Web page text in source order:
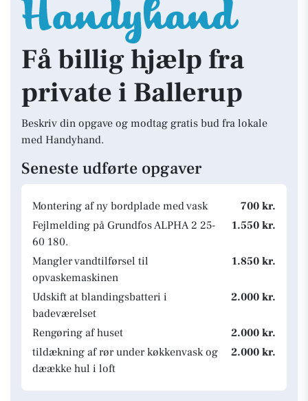
Få billig hjælp fra
private i Ballerup
Beskriv din opgave og modtag gratis bud fra lokale
med Handyhand.
Seneste udførte opgaver
Montering af ny bordplade med vask
700 kr.
Fejlmelding på Grundfos ALPHA 2 25-
60 180.
1.550 kr.
Mangler vandtilførsel til
opvaskemaskinen
1.850 kr.
Udskift at blandingsbatteri i
badeværelset
2.000 kr.
Rengøring af huset
2.000 kr.
tildækning af rør under køkkenvask og
dæække hul i loft
2.000 kr.